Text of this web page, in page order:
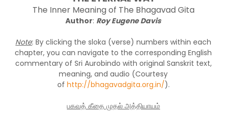
The Inner Meaning of The Bhagavad Gita
Author: Roy Eugene Davis
Note: By clicking the sloka (verse) numbers within each
chapter, you can navigate to the corresponding English
commentary of Sri Aurobindo with original Sanskrit text,
meaning, and audio (Courtesy
of http://bhagavadgita.org.in/).
பகவத் கீதை முதல் அத்தியாயம்